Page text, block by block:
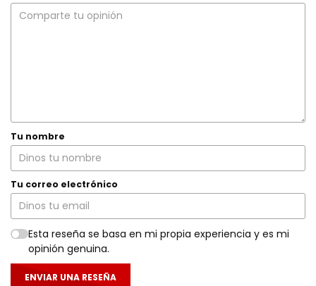
Tu nombre
Tu correo electrónico
Esta reseña se basa en mi propia experiencia y es mi
opinión genuina.
ENVIAR UNA RESEÑA